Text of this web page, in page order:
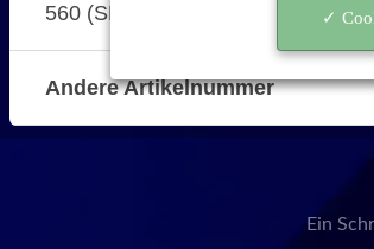
560 (SF-D560RA schwarz)
Andere Artikelnummer
Ein
✓